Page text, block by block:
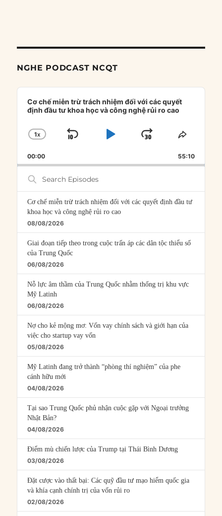
NGHE PODCAST NCQT
Audio
Player
Cơ chế miễn trừ trách nhiệm đối với các quyết
định đầu tư khoa học và công nghệ rủi ro cao
CHANGE
RATE
1X
SKIP
PLAYJUMP
FORWARD
SHARE
00:00 55:10
Search
Episodes
Cơ chế miễn trừ trách nhiệm đối với các quyết định đầu tư
khoa học và công nghệ rủi ro cao
08/08/2026
Giai đoạn tiếp theo trong cuộc trấn áp các dân tộc thiểu số
của Trung Quốc
06/08/2026
Nỗ lực âm thầm của Trung Quốc nhằm thống trị khu vực
Mỹ Latinh
06/08/2026
Nợ cho kẻ mộng mơ: Vốn vay chính sách và giới hạn của
việc cho startup vay vốn
05/08/2026
Mỹ Latinh đang trở thành “phòng thí nghiệm” của phe
cánh hữu mới
04/08/2026
Tại sao Trung Quốc phủ nhận cuộc gặp với Ngoại trưởng
Nhật Bản?
04/08/2026
Điểm mù chiến lược của Trump tại Thái Bình Dương
03/08/2026
Đặt cược vào thất bại: Các quỹ đầu tư mạo hiểm quốc gia
và khía cạnh chính trị của vốn rủi ro
02/08/2026